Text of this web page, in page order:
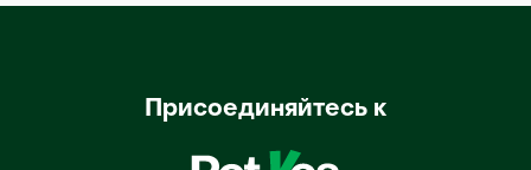
Присоединяйтесь к